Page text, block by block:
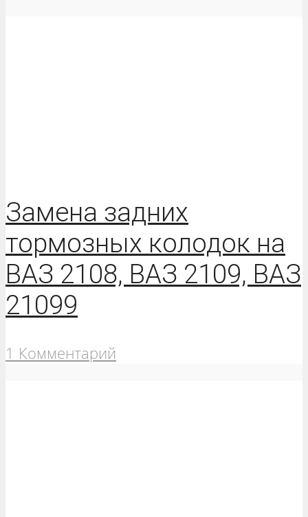
Замена задних
тормозных колодок на
ВАЗ 2108, ВАЗ 2109, ВАЗ
21099
1 Комментарий